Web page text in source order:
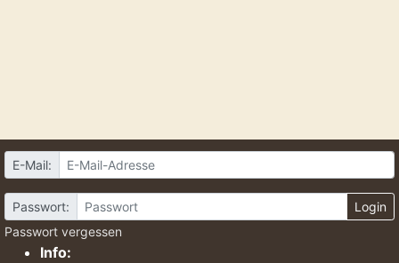
E-Mail:
Passwort:
Login
Passwort vergessen
Info: